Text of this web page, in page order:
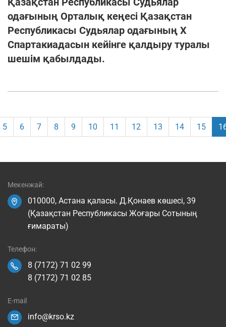
одағының Орталық кеңесі Қазақстан
Республикасы Судьялар одағының Х
Спартакиадасын кейінге қалдыру туралы
шешім қабылдады.
5 6 7 8 9 10 11 12 13 14 15
Мекенжай:
010000, Астана қаласы. Д.Қонаев көшесі, 39
(Қазақстан Республикасы Жоғары Сотының
ғимараты)
Телефон:
8 (7172) 71 02 99
8 (7172) 71 02 85
E-mail
info@krso.kz